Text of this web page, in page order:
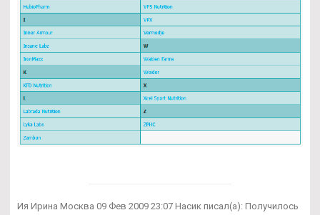
Ия Ирина Москва 09 Фев 2009 23:07 Насик писал(а): Получилось